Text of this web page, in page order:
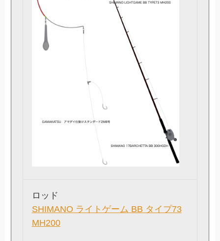
ロッド
SHIMANO ライトゲーム BB タイプ73
MH200